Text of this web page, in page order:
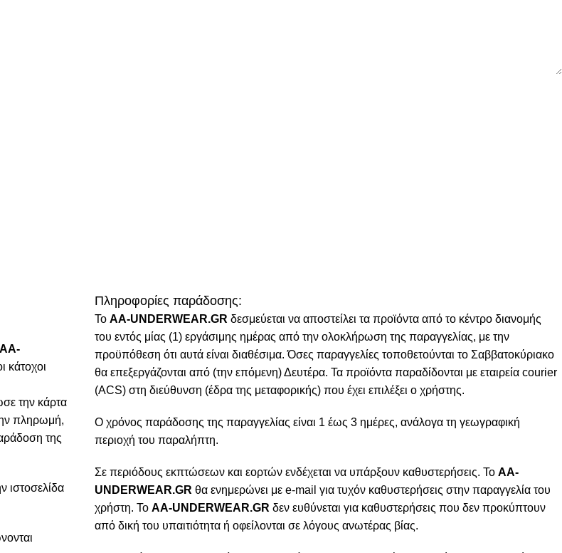
AA-
κάτοχοι
την κάρτα
πληρωμή,
της
ιστοσελίδα
Πληροφορίες παράδοσης:
To AA-UNDERWEAR.GR δεσμεύεται να αποστείλει τα προϊόντα από το κέντρο διανομής
του εντός μίας (1) εργάσιμης ημέρας από την ολοκλήρωση της παραγγελίας, με την
προϋπόθεση ότι αυτά είναι διαθέσιμα. Όσες παραγγελίες τοποθετούνται το Σαββατοκύριακο
θα επεξεργάζονται από (την επόμενη) Δευτέρα. Τα προϊόντα παραδίδονται με εταιρεία courier
(ACS) στη διεύθυνση (έδρα της μεταφορικής) που έχει επιλέξει ο χρήστης.
Ο χρόνος παράδοσης της παραγγελίας είναι 1 έως 3 ημέρες, ανάλογα τη γεωγραφική
περιοχή του παραλήπτη.
Σε περιόδους εκπτώσεων και εορτών ενδέχεται να υπάρξουν καθυστερήσεις. Το AA-
UNDERWEAR.GR θα ενημερώνει με e-mail για τυχόν καθυστερήσεις στην παραγγελία του
χρήστη. Το AA-UNDERWEAR.GR δεν ευθύνεται για καθυστερήσεις που δεν προκύπτουν
από δική του υπαιτιότητα ή οφείλονται σε λόγους ανωτέρας βίας.